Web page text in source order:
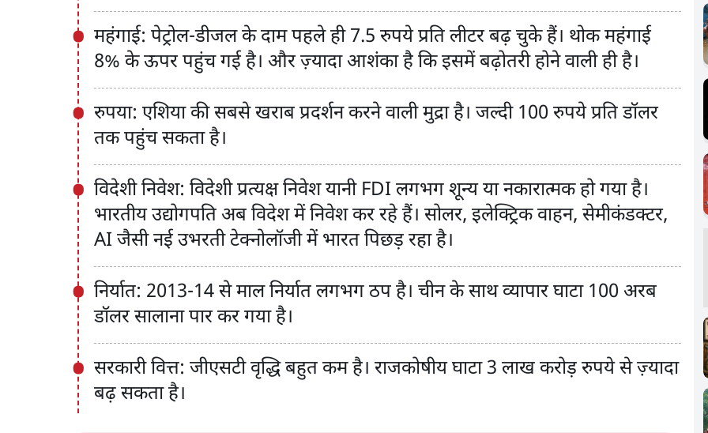
महंगाई: पेट्रोल-डीजल के दाम पहले ही 7.5 रुपये प्रति लीटर बढ़ चुके हैं। थोक महंगाई
8% के ऊपर पहुंच गई है। और ज़्यादा आशंका है कि इसमें बढ़ोतरी होने वाली ही है।
रुपया: एशिया की सबसे खराब प्रदर्शन करने वाली मुद्रा है। जल्दी 100 रुपये प्रति डॉलर
तक पहुंच सकता है।
विदेशी निवेश: विदेशी प्रत्यक्ष निवेश यानी FDI लगभग शून्य या नकारात्मक हो गया है।
भारतीय उद्योगपति अब विदेश में निवेश कर रहे हैं। सोलर, इलेक्ट्रिक वाहन, सेमीकंडक्टर,
AI जैसी नई उभरती टेक्नोलॉजी में भारत पिछड़ रहा है।
निर्यात: 2013-14 से माल निर्यात लगभग ठप है। चीन के साथ व्यापार घाटा 100 अरब
डॉलर सालाना पार कर गया है।
सरकारी वित्त: जीएसटी वृद्धि बहुत कम है। राजकोषीय घाटा 3 लाख करोड़ रुपये से ज़्यादा
बढ़ सकता है।